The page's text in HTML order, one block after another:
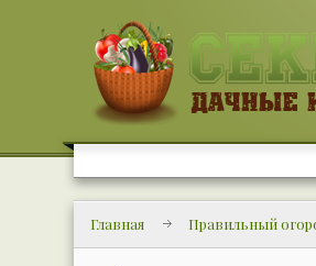
Главная Правильный